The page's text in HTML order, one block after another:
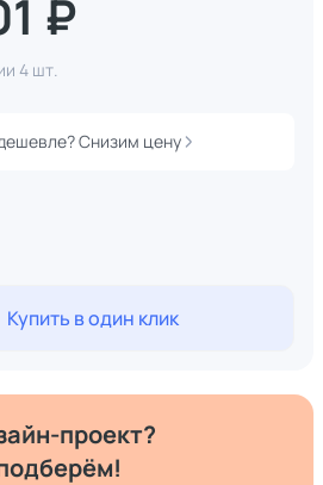
₽
4 шт.
Нашли дешевле? Снизим цену
Купить в один клик
проект?